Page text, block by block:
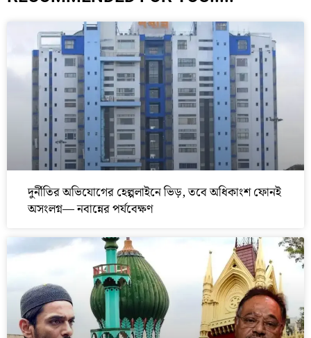
দুর্নীতির অভিযোগের হেল্পলাইনে ভিড়, তবে অধিকাংশ ফোনই
অসংলগ্ন— নবান্নের পর্যবেক্ষণ